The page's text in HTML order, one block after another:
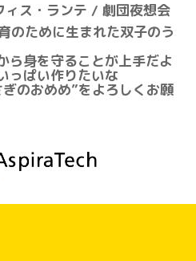
ィス・ランテ / 劇団夜想会
のために生まれた双子のう
ら身を守ることが上手だよ
っぱい作りたいな
のおめめ”をよろしくお願